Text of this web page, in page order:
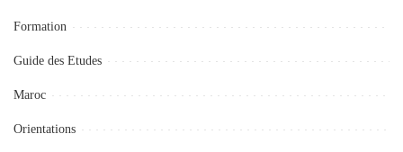
Formation
Guide des Etudes
Maroc
Orientations